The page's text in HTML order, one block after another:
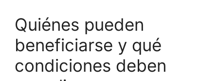
Quiénes pueden
beneficiarse y qué
condiciones deben